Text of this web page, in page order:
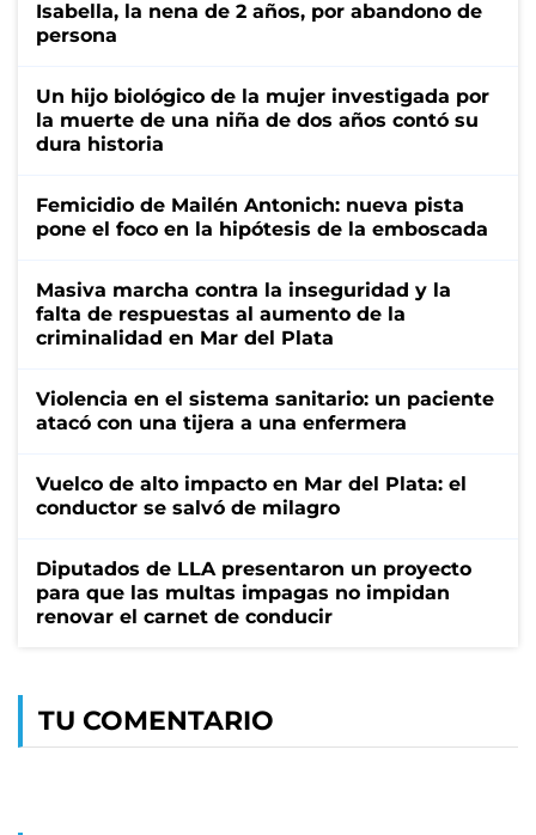
Isabella, la nena de 2 años, por abandono de
persona
Un hijo biológico de la mujer investigada por
la muerte de una niña de dos años contó su
dura historia
Femicidio de Mailén Antonich: nueva pista
pone el foco en la hipótesis de la emboscada
Masiva marcha contra la inseguridad y la
falta de respuestas al aumento de la
criminalidad en Mar del Plata
Violencia en el sistema sanitario: un paciente
atacó con una tijera a una enfermera
Vuelco de alto impacto en Mar del Plata: el
conductor se salvó de milagro
Diputados de LLA presentaron un proyecto
para que las multas impagas no impidan
renovar el carnet de conducir
TU COMENTARIO